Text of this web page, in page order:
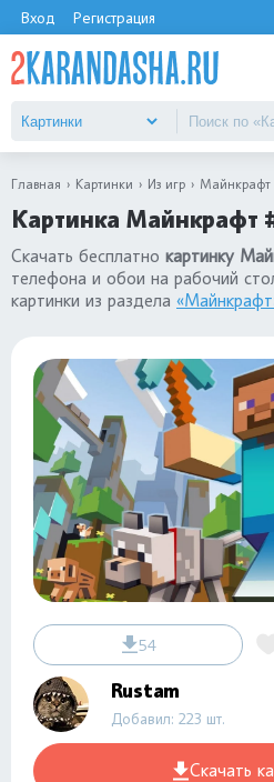
Вход Регистрация
Главная Картинки Из игр Майнкрафт
Картинка Майнкрафт
Скачать бесплатно картинку
телефона и обои на рабочий
картинки из раздела
54
Rustam
Добавил: 223 шт.
Скачать